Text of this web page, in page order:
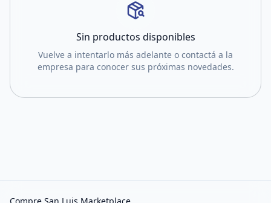
Sin productos disponibles
Vuelve a intentarlo más adelante o contactá a la
empresa para conocer sus próximas novedades.